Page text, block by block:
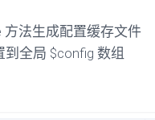
方法生成配置缓存文件
全局 $config 数组